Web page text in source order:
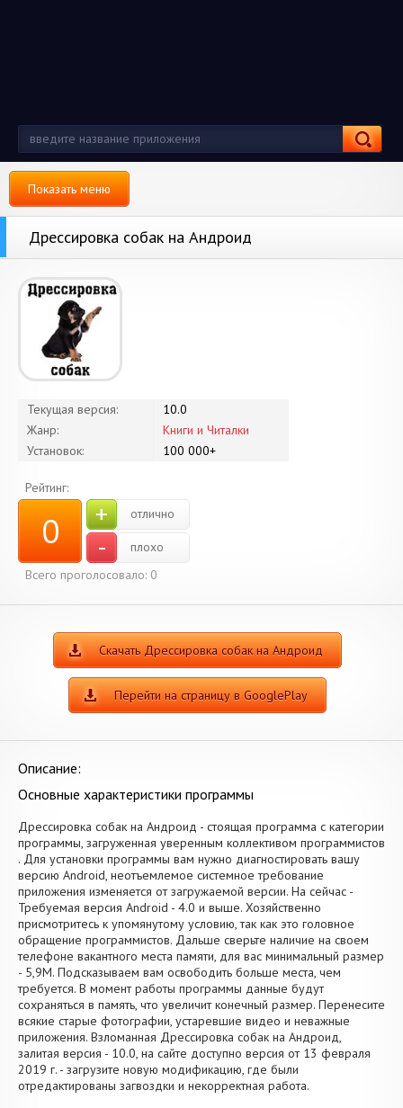
Показать меню
Дрессировка собак на Андроид
Текущая версия:
10.0
Жанр:
Книги и Читалки
Установок:
100 000+
Рейтинг:
0 + отлично
-
плохо
Всего проголосовало: 0
Скачать Дрессировка собак на Андроид
Перейти на страницу в GooglePlay
Описание:
Основные характеристики программы
Дрессировка собак на Андроид - стоящая программа с категории
программы, загруженная уверенным коллективом программистов
. Для установки программы вам нужно диагностировать вашу
версию Android, неотъемлемое системное требование
приложения изменяется от загружаемой версии. На сейчас -
Требуемая версия Android - 4.0 и выше. Хозяйственно
присмотритесь к упомянутому условию, так как это головное
обращение программистов. Дальше сверьте наличие на своем
телефоне вакантного места памяти, для вас минимальный размер
- 5,9M. Подсказываем вам освободить больше места, чем
требуется. В момент работы программы данные будут
сохраняться в память, что увеличит конечный размер. Перенесите
всякие старые фотографии, устаревшие видео и неважные
приложения. Взломанная Дрессировка собак на Андроид,
залитая версия - 10.0, на сайте доступно версия от 13 февраля
2019 г. - загрузите новую модификацию, где были
отредактированы загвоздки и некорректная работа.